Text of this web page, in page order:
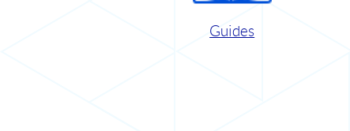
Guides